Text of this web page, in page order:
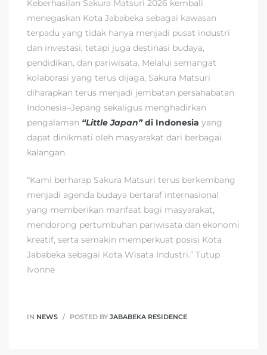
Keberhasilan Sakura Matsuri 2026 kembali
menegaskan Kota Jababeka sebagai kawasan
terpadu yang tidak hanya menjadi pusat industri
dan investasi, tetapi juga destinasi budaya,
pendidikan, dan pariwisata. Melalui semangat
kolaborasi yang terus dijaga, Sakura Matsuri
diharapkan terus menjadi jembatan persahabatan
Indonesia–Jepang sekaligus menghadirkan
pengalaman “Little Japan”di Indonesia yang
dapat dinikmati oleh masyarakat dari berbagai
kalangan.
“Kami berharap Sakura Matsuri terus berkembang
menjadi agenda budaya bertaraf internasional
yang memberikan manfaat bagi masyarakat,
mendorong pertumbuhan pariwisata dan ekonomi
kreatif, serta semakin memperkuat posisi Kota
Jababeka sebagai Kota Wisata Industri.” Tutup
Ivonne
IN NEWS POSTED BY JABABEKA RESIDENCE